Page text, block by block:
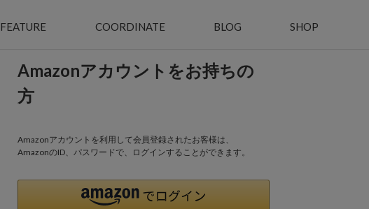
FEATURE COORDINATE BLOG SHOP
Amazonアカウントをお持ちの
方
Amazonアカウントを利用して会員登録されたお客様は、
AmazonのID、パスワードで、ログインすることができます。